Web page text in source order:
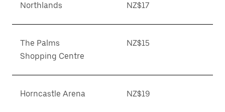
Northlands NZ$17
The Palms
Shopping Centre
NZ$15
Horncastle Arena NZ$19